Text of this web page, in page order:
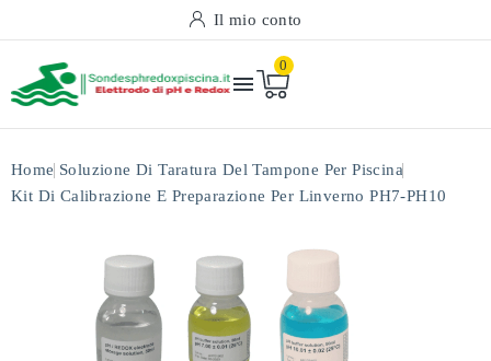
Il mio conto

0
Home Soluzione Di Taratura Del Tampone Per Piscina
Kit Di Calibrazione E Preparazione Per Linverno PH7-PH10